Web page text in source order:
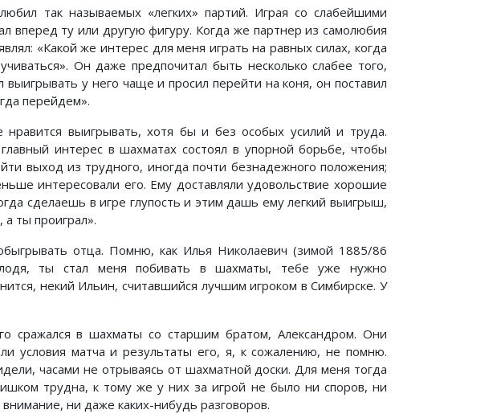
так называемых «легких» партий. Играя со слабейшими
вперед ту или другую фигуру. Когда же партнер из самолюбия
«Какой же интерес для меня играть на равных силах, когда
Он даже предпочитал быть несколько слабее того,
выигрывать у него чаще и просил перейти на коня, он поставил
перейдем».
выигрывать, хотя бы и без особых усилий и труда.
интерес в шахматах состоял в упорной борьбе, чтобы
выход из трудного, иногда почти безнадежного положения;
интересовали его. Ему доставляли удовольствие хорошие
сделаешь в игре глупость и этим дашь ему легкий выигрыш,
а ты проиграл».
отца. Помню, как Илья Николаевич (зимой 1885/86
ты стал меня побивать в шахматы, тебе уже нужно
некий Ильин, считавшийся лучшим игроком в Симбирске. У
сражался в шахматы со старшим братом, Александром. Они
условия матча и результаты его, я, к сожалению, не помню.
часами не отрываясь от шахматной доски. Для меня тогда
трудна, к тому же у них за игрой не было ни споров, ни
ни даже каких-нибудь разговоров.